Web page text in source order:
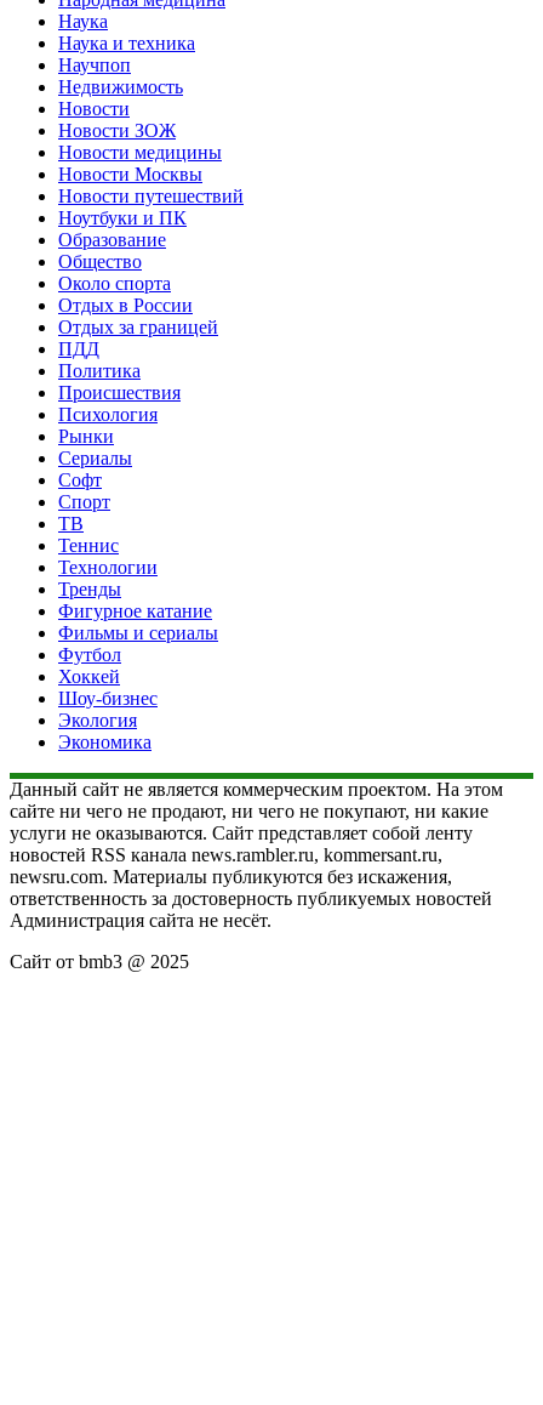
Наука
Наука и техника
Научпоп
Недвижимость
Новости
Новости ЗОЖ
Новости медицины
Новости Москвы
Новости путешествий
Ноутбуки и ПК
Образование
Общество
Около спорта
Отдых в России
Отдых за границей
ПДД
Политика
Происшествия
Психология
Рынки
Сериалы
Софт
Спорт
ТВ
Теннис
Технологии
Тренды
Фигурное катание
Фильмы и сериалы
Футбол
Хоккей
Шоу-бизнес
Экология
Экономика
Данный сайт не является коммерческим проектом. На этом
сайте ни чего не продают, ни чего не покупают, ни какие
услуги не оказываются. Сайт представляет собой ленту
новостей RSS канала news.rambler.ru, kommersant.ru,
newsru.com. Материалы публикуются без искажения,
ответственность за достоверность публикуемых новостей
Администрация сайта не несёт.
Сайт от bmb3 @ 2025